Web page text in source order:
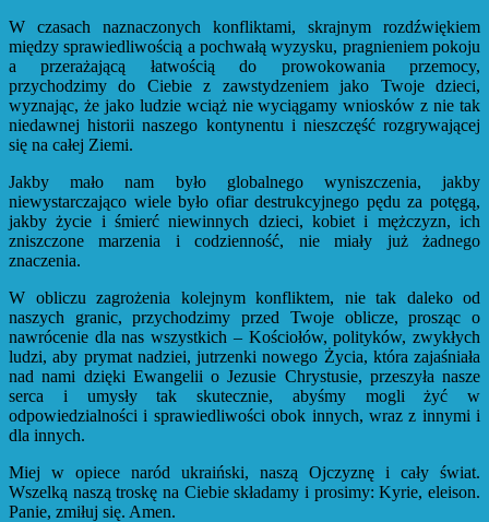
W czasach naznaczonych konfliktami, skrajnym rozdźwiękiem
między sprawiedliwością a pochwałą wyzysku, pragnieniem pokoju
a przerażającą łatwością do prowokowania przemocy,
przychodzimy do Ciebie z zawstydzeniem jako Twoje dzieci,
wyznając, że jako ludzie wciąż nie wyciągamy wniosków z nie tak
niedawnej historii naszego kontynentu i nieszczęść rozgrywającej
się na całej Ziemi.
Jakby mało nam było globalnego wyniszczenia, jakby
niewystarczająco wiele było ofiar destrukcyjnego pędu za potęgą,
jakby życie i śmierć niewinnych dzieci, kobiet i mężczyzn, ich
zniszczone marzenia i codzienność, nie miały już żadnego
znaczenia.
W obliczu zagrożenia kolejnym konfliktem, nie tak daleko od
naszych granic, przychodzimy przed Twoje oblicze, prosząc o
nawrócenie dla nas wszystkich – Kościołów, polityków, zwykłych
ludzi, aby prymat nadziei, jutrzenki nowego Życia, która zajaśniała
nad nami dzięki Ewangelii o Jezusie Chrystusie, przeszyła nasze
serca i umysły tak skutecznie, abyśmy mogli żyć w
odpowiedzialności i sprawiedliwości obok innych, wraz z innymi i
dla innych.
Miej w opiece naród ukraiński, naszą Ojczyznę i cały świat.
Wszelką naszą troskę na Ciebie składamy i prosimy: Kyrie, eleison.
Panie, zmiłuj się. Amen.